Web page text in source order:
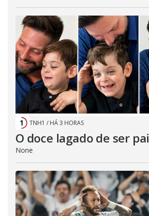
TNH1 / HÁ 3 HORAS
O doce lagado de ser pai
None